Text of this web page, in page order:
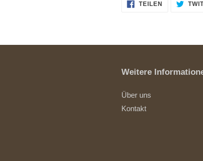
TEILEN
FACEBOOK
Weitere
Über uns
Kontakt